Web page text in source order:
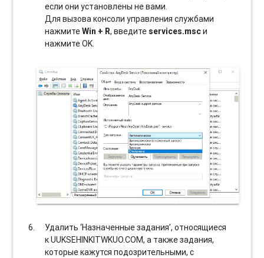
если они установлены не вами.
Для вызова консоли управления службами
нажмитеWin + R, введите services.mscи
нажмите OK.
Удалить ‘Назначенные задания’, относящиеся
к UUKSEHINKITWKUO.COM, а также задания,
которые кажутся подозрительными, с